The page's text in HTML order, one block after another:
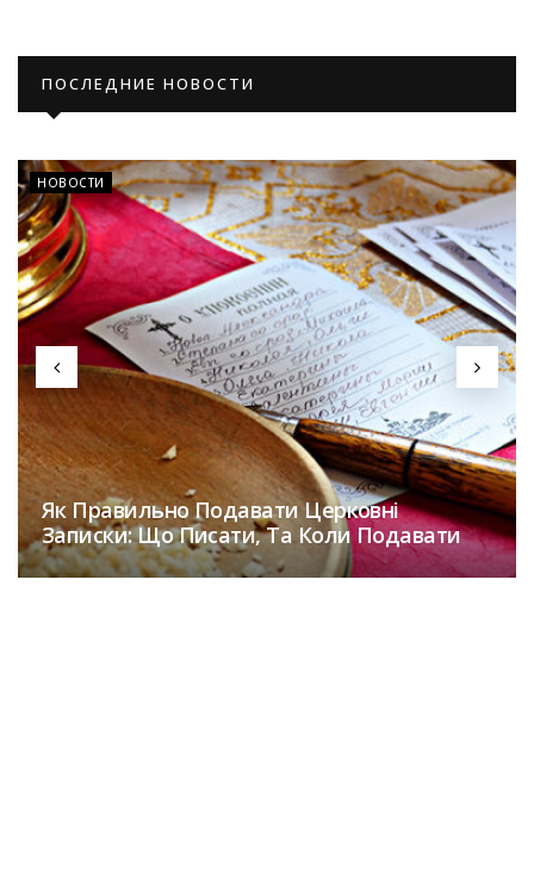
ПОСЛЕДНИЕ НОВОСТИ
НОВОСТИ
Як Правильно Подавати Церковні
Записки: Що Писати, Та Коли Подавати